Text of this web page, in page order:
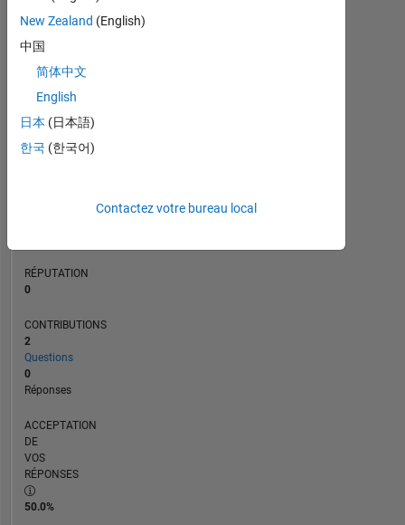
05/22
11/22
05/23
11/23
05/24
11/24
05/25
05/26
RANG
RÉPUTATION
0
CONTRIBUTIONS
2
Questions
0
Réponses
ACCEPTATION
DE
VOS
RÉPONSES
50.0%
New Zealand (English)
中国
简体中文
English
日本 (日本語)
한국 (한국어)
Contactez votre bureau local